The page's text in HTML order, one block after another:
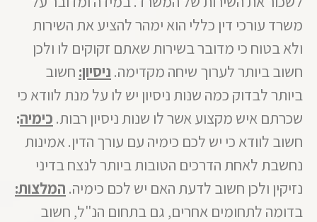
משרד עורכי דין כללי הוא ימהר להציע את השירות
ולא בטוח כי מדובר בשירות שאתם זקוקים לו ולכן
חשוב ביותר לערוך שיחה מקדימה. ניסיון:חשוב
ביותר לבדוק כמה שנות ניסיון יש לו על מנת לוודא כי
שכרתם איש מקצוע אשר לו שנות ניסיון רבות. כימיה:
חשוב לוודא כי יש לכם כימיה עם עורך הדין. אמינות
נחשבת לאחת הדרכים הטובות ביותר לנצח בדיני
נזיקין ולכן חשוב לדעת האם יש לכם כימיה. המלצות:
בדומה לתחומים אחרים, גם בתחום הנ"ל, חשוב